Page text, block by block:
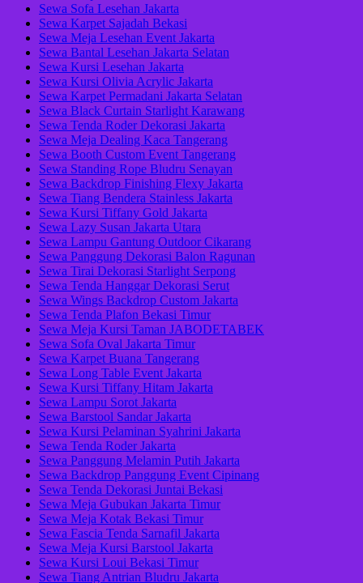
Sewa Sofa Lesehan Jakarta
Sewa Karpet Sajadah Bekasi
Sewa Meja Lesehan Event Jakarta
Sewa Bantal Lesehan Jakarta Selatan
Sewa Kursi Lesehan Jakarta
Sewa Kursi Olivia Acrylic Jakarta
Sewa Karpet Permadani Jakarta Selatan
Sewa Black Curtain Starlight Karawang
Sewa Tenda Roder Dekorasi Jakarta
Sewa Meja Dealing Kaca Tangerang
Sewa Booth Custom Event Tangerang
Sewa Standing Rope Bludru Senayan
Sewa Backdrop Finishing Flexy Jakarta
Sewa Tiang Bendera Stainless Jakarta
Sewa Kursi Tiffany Gold Jakarta
Sewa Lazy Susan Jakarta Utara
Sewa Lampu Gantung Outdoor Cikarang
Sewa Panggung Dekorasi Balon Ragunan
Sewa Tirai Dekorasi Starlight Serpong
Sewa Tenda Hanggar Dekorasi Serut
Sewa Wings Backdrop Custom Jakarta
Sewa Tenda Plafon Bekasi Timur
Sewa Meja Kursi Taman JABODETABEK
Sewa Sofa Oval Jakarta Timur
Sewa Karpet Buana Tangerang
Sewa Long Table Event Jakarta
Sewa Kursi Tiffany Hitam Jakarta
Sewa Lampu Sorot Jakarta
Sewa Barstool Sandar Jakarta
Sewa Kursi Pelaminan Syahrini Jakarta
Sewa Tenda Roder Jakarta
Sewa Panggung Melamin Putih Jakarta
Sewa Backdrop Panggung Event Cipinang
Sewa Tenda Dekorasi Juntai Bekasi
Sewa Meja Gubukan Jakarta Timur
Sewa Meja Kotak Bekasi Timur
Sewa Fascia Tenda Sarnafil Jakarta
Sewa Meja Kursi Barstool Jakarta
Sewa Kursi Loui Bekasi Timur
Sewa Tiang Antrian Bludru Jakarta